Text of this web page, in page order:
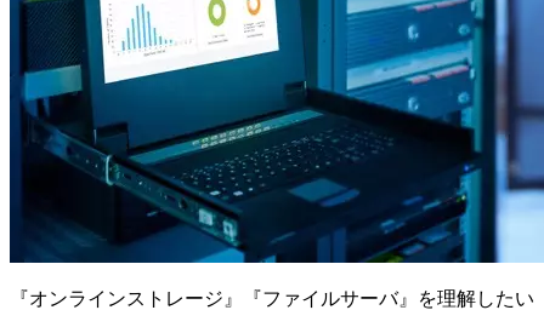
『オンラインストレージ』『ファイルサーバ』を理解したい